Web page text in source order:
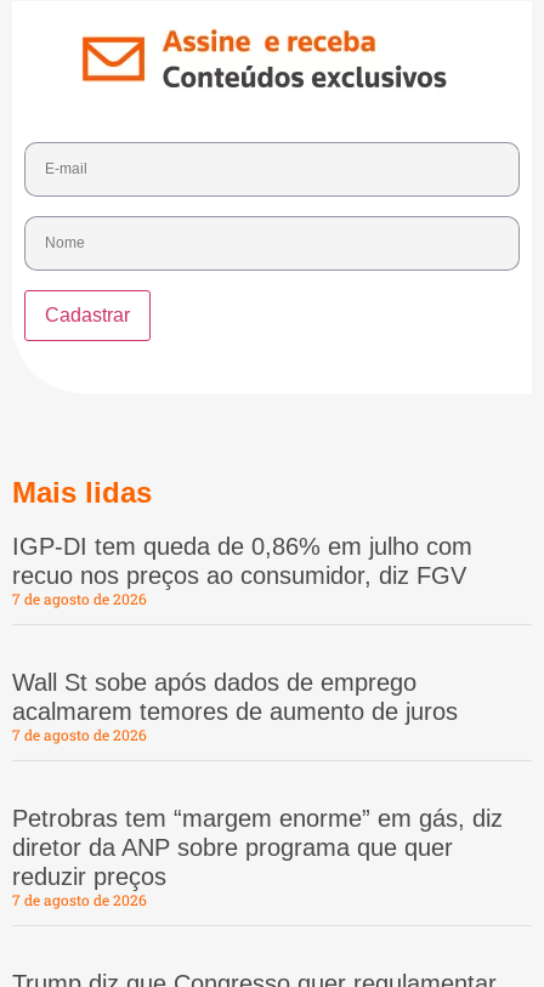
Mais lidas
IGP-DI tem queda de 0,86% em julho com
recuo nos preços ao consumidor, diz FGV
7 de agosto de 2026
Wall St sobe após dados de emprego
acalmarem temores de aumento de juros
7 de agosto de 2026
Petrobras tem “margem enorme” em gás, diz
diretor da ANP sobre programa que quer
reduzir preços
7 de agosto de 2026